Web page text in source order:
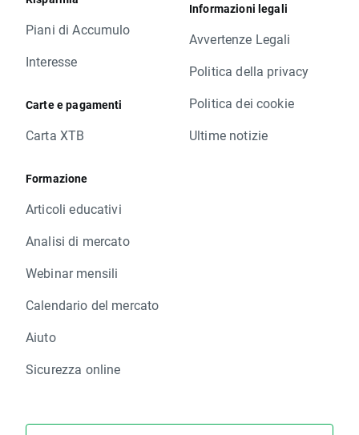
Piani di Accumulo
Interesse
Carte e pagamenti
Carta XTB
Formazione
Articoli educativi
Analisi di mercato
Webinar mensili
Calendario del mercato
Aiuto
Sicurezza online
Informazioni legali
Avvertenze Legali
Politica della privacy
Politica dei cookie
Ultime notizie